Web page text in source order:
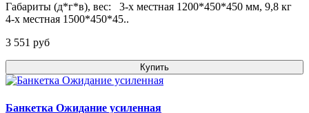
Габариты (д*г*в), вес: 3-х местная 1200*450*450 мм, 9,8 кг
4-х местная 1500*450*45..
3 551 pуб
Купить
Банкетка Ожидание усиленная